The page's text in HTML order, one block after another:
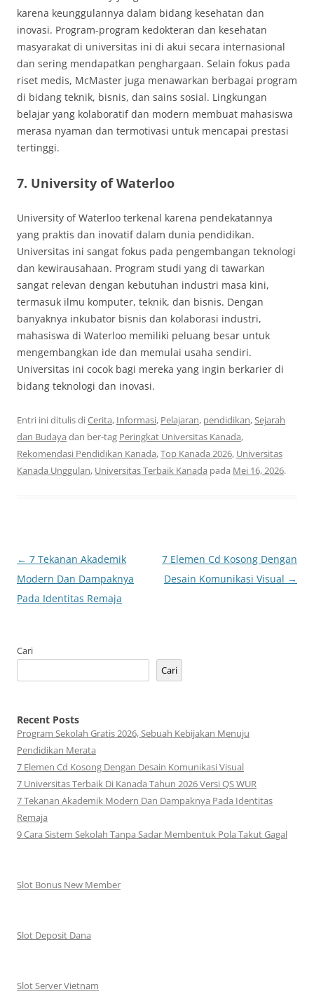
karena keunggulannya dalam bidang kesehatan dan
inovasi. Program-program kedokteran dan kesehatan
masyarakat di universitas ini di akui secara internasional
dan sering mendapatkan penghargaan. Selain fokus pada
riset medis, McMaster juga menawarkan berbagai program
di bidang teknik, bisnis, dan sains sosial. Lingkungan
belajar yang kolaboratif dan modern membuat mahasiswa
merasa nyaman dan termotivasi untuk mencapai prestasi
tertinggi.
7. University of Waterloo
University of Waterloo terkenal karena pendekatannya
yang praktis dan inovatif dalam dunia pendidikan.
Universitas ini sangat fokus pada pengembangan teknologi
dan kewirausahaan. Program studi yang di tawarkan
sangat relevan dengan kebutuhan industri masa kini,
termasuk ilmu komputer, teknik, dan bisnis. Dengan
banyaknya inkubator bisnis dan kolaborasi industri,
mahasiswa di Waterloo memiliki peluang besar untuk
mengembangkan ide dan memulai usaha sendiri.
Universitas ini cocok bagi mereka yang ingin berkarier di
bidang teknologi dan inovasi.
Entri ini ditulis diCerita, Informasi, Pelajaran, pendidikan,Sejarah
dan Budaya dan ber-tag Peringkat Universitas Kanada,
Rekomendasi Pendidikan Kanada,Top Kanada 2026, Universitas
Kanada Unggulan, Universitas Terbaik Kanada pada Mei 16, 2026.
Navigasi
Tulisan
← 7 Tekanan Akademik
Modern Dan Dampaknya
Pada Identitas Remaja
7 Elemen Cd Kosong Dengan
Desain Komunikasi Visual →
Cari
Cari
Recent Posts
Program Sekolah Gratis 2026, Sebuah Kebijakan Menuju
Pendidikan Merata
7 Elemen Cd Kosong Dengan Desain Komunikasi Visual
7 Universitas Terbaik Di Kanada Tahun 2026 Versi QS WUR
7 Tekanan Akademik Modern Dan Dampaknya Pada Identitas
Remaja
9 Cara Sistem Sekolah Tanpa Sadar Membentuk Pola Takut Gagal
Slot Bonus New Member
Slot Deposit Dana
Slot Server Vietnam